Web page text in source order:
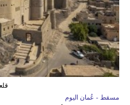
مسقط - عُمان اليوم